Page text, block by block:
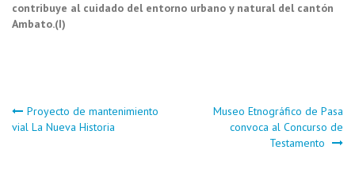
contribuye al cuidado del entorno urbano y natural del cantón
Ambato.(I)
Navegación
Proyecto de mantenimiento
vial La Nueva Historia
Museo Etnográfico de Pasa
convoca al Concurso de
Testamento